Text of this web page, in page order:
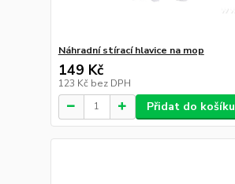
Náhradní stírací hlavice na mop
149 Kč
123 Kč bez DPH
Přidat do košíku